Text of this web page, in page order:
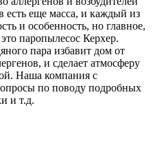
есть еще масса, и каждый из
и особенность, но главное,
паропылесос Керхер.
пара избавит дом от
и сделает атмосферу
Наша компания с
по поводу подробных
и т.д.